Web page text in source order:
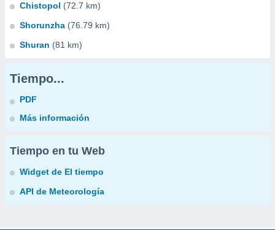
Chistopol (72.7 km)
Shorunzha (76.79 km)
Shuran (81 km)
Tiempo...
PDF
Más información
Tiempo en tu Web
Widget de El tiempo
API de Meteorología